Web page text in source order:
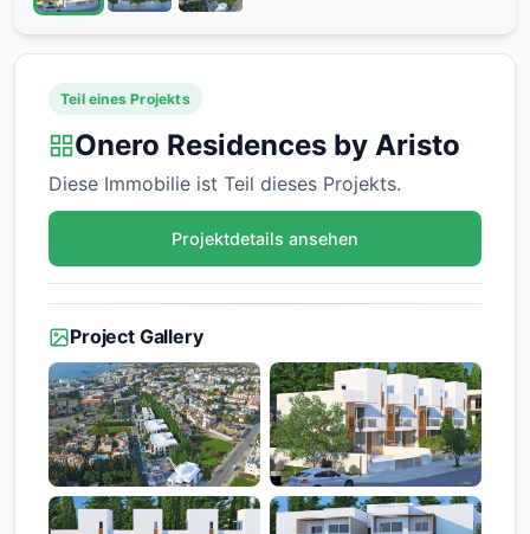
Teil eines Projekts
Onero Residences by Aristo
Diese Immobilie ist Teil dieses Projekts.
Projektdetails ansehen
Project Gallery